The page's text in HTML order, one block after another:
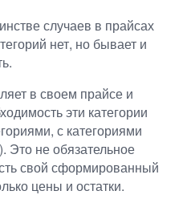
случаев в прайсах
нет, но бывает и
в своем прайсе и
эти категории
с категориями
). Это не обязательное
свой сформированный
цены и остатки.